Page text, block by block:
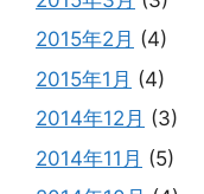
2015年2月 (4)
2015年1月 (4)
2014年12月 (3)
2014年11月 (5)